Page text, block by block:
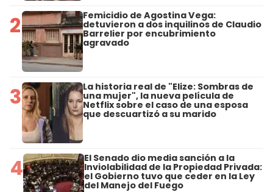
2 Femicidio de Agostina Vega:
detuvieron a dos inquilinos de Claudio
Barrelier por encubrimiento
agravado
3 La historia real de "Elize: Sombras de
una mujer", la nueva película de
Netflix sobre el caso de una esposa
que descuartizó a su marido
4 El Senado dio media sanción a la
Inviolabilidad de la Propiedad Privada:
el Gobierno tuvo que ceder en la Ley
del Manejo del Fuego